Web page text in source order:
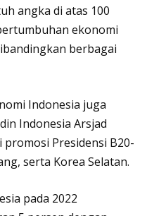
angka di atas 100
ekonomi
berbagai
Indonesia juga
Indonesia Arsjad
promosi Presidensi B20-
serta Korea Selatan.
pada 2022